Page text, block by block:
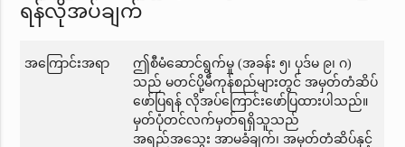
ရန်လိုအပ်ချက်
အကြောင်းအရာ
ဤစီမံဆောင်ရွက်မှု (အခန်း ၅၊ ပုဒ်မ ၉၊ ဂ)
သည် မတင်ပို့မီကုန်စည်များတွင် အမှတ်တံဆိပ်
ဖော်ပြရန် လိုအပ်ကြောင်းဖော်ပြထားပါသည်။
မှတ်ပုံတင်လက်မှတ်ရရှိသူသည်
အရည်အသွေး အာမခံချက်၊ အမှတ်တံဆိပ်နှင့်